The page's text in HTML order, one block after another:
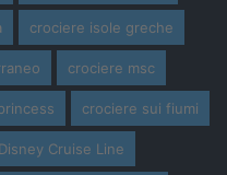
crociere isole greche
crociere msc
crociere sui fiumi
Disney Cruise Line